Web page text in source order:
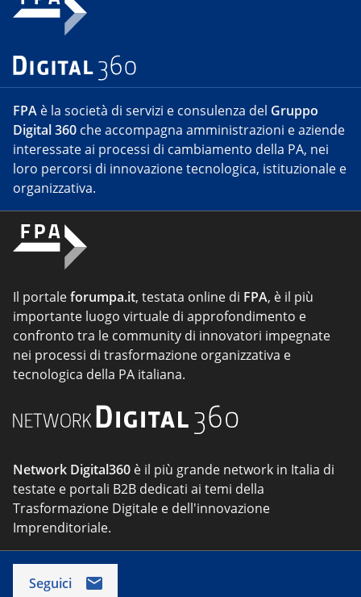
FPA è la società di servizi e consulenza del Gruppo
Digital 360 che accompagna amministrazioni e aziende
interessate ai processi di cambiamento della PA, nei
loro percorsi di innovazione tecnologica, istituzionale e
organizzativa.
Il portaleforumpa.it, testata online di FPA, è il più
importante luogo virtuale di approfondimento e
confronto tra le community di innovatori impegnate
nei processi di trasformazione organizzativa e
tecnologica della PA italiana.
Network Digital360 è il più grande network in Italia di
testate e portali B2B dedicati ai temi della
Trasformazione Digitale e dell'innovazione
Imprenditoriale.
Seguici